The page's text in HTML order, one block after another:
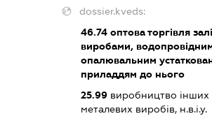
dossier.kveds:
46.74оптова торгівля
виробами,
опалювальним
приладдям до нього
25.99виробництво інших
металевих виробів, н.в.і.у.